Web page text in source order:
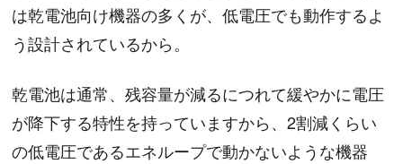
は乾電池向け機器の多くが、低電圧でも動作するよ
う設計されているから。
乾電池は通常、残容量が減るにつれて緩やかに電圧
が降下する特性を持っていますから、2割減くらい
の低電圧であるエネループで動かないような機器